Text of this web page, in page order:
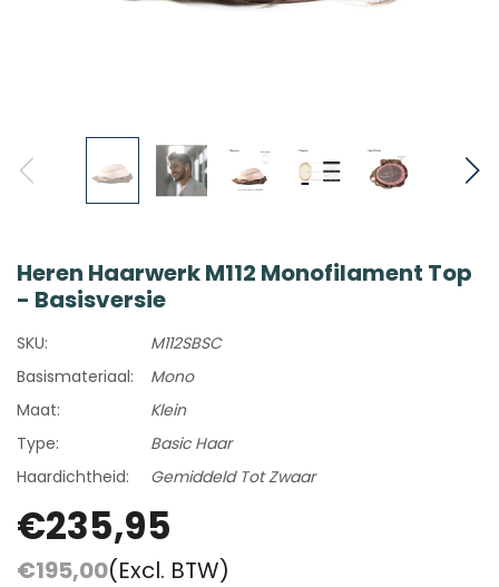
Heren Haarwerk M112 Monofilament Top
- Basisversie
SKU:
M112SBSC
Basismateriaal:
Mono
Maat:
Klein
Type:
Basic Haar
Haardichtheid:
Gemiddeld Tot Zwaar
€235,95
€195,00(Excl. BTW)